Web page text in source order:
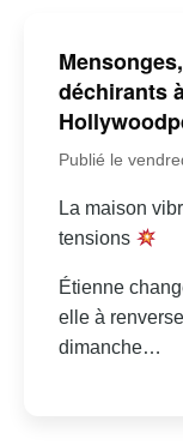
déchirants
Publié le
La maison
tensions
Étienne
elle à
dimanche…